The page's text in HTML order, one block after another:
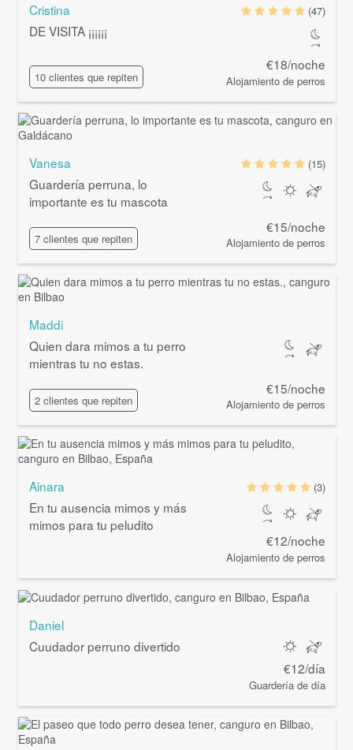
Cristina
DE VISITA ¡¡¡¡¡¡
10 clientes que repiten
(47)
€18/noche
Alojamiento de perros
Vanesa
Guardería perruna, lo
importante es tu mascota
7 clientes que repiten
(15)
€15/noche
Alojamiento de perros
Maddi
Quien dara mimos a tu perro
mientras tu no estas.
2 clientes que repiten
€15/noche
Alojamiento de perros
Ainara
En tu ausencia mimos y más
mimos para tu peludito
(3)
€12/noche
Alojamiento de perros
Daniel
Cuudador perruno divertido
€12/día
Guardería de día